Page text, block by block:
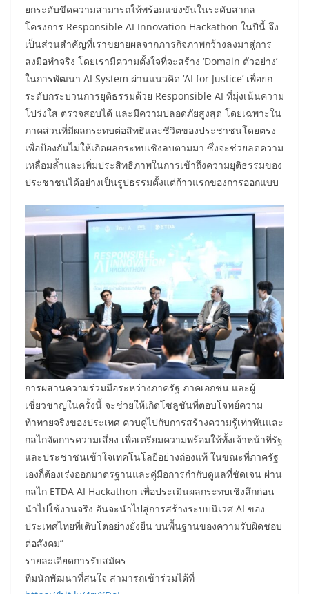
ยกระดับขีดความสามารถให้พร้อมแข่งขันในระดับสากล
​โครงการ Responsible AI Innovation Hackathon ในปีนี้ จึง
เป็นส่วนสำคัญที่เราขยายผลจากภารกิจภาพกว้างลงมาสู่การ
ลงมือทำจริง โดยเรามีความตั้งใจที่จะสร้าง ‘Domain ตัวอย่าง’
ในการพัฒนา AI System ผ่านแนวคิด ‘AI for Justice’ เพื่อยก
ระดับกระบวนการยุติธรรมด้วย Responsible AI ที่มุ่งเน้นความ
โปร่งใส ตรวจสอบได้ และมีความปลอดภัยสูงสุด โดยเฉพาะใน
ภาคส่วนที่มีผลกระทบต่อสิทธิและชีวิตของประชาชนโดยตรง
เพื่อป้องกันไม่ให้เกิดผลกระทบเชิงลบตามมา ซึ่งจะช่วยลดความ
เหลื่อมล้ำและเพิ่มประสิทธิภาพในการเข้าถึงความยุติธรรมของ
ประชาชนได้อย่างเป็นรูปธรรมตั้งแต่ก้าวแรกของการออกแบบ
​การผสานความร่วมมือระหว่างภาครัฐ ภาคเอกชน และผู้
เชี่ยวชาญในครั้งนี้ จะช่วยให้เกิดโซลูชันที่ตอบโจทย์ความ
ท้าทายจริงของประเทศ ควบคู่ไปกับการสร้างความรู้เท่าทันและ
กลไกจัดการความเสี่ยง เพื่อเตรียมความพร้อมให้ทั้งเจ้าหน้าที่รัฐ
และประชาชนเข้าใจเทคโนโลยีอย่างถ่องแท้ ในขณะที่ภาครัฐ
เองก็ต้องเร่งออกมาตรฐานและคู่มือการกำกับดูแลที่ชัดเจน ผ่าน
กลไก ETDA AI Hackathon เพื่อประเมินผลกระทบเชิงลึกก่อน
นำไปใช้งานจริง อันจะนำไปสู่การสร้างระบบนิเวศ AI ของ
ประเทศไทยที่เติบโตอย่างยั่งยืน บนพื้นฐานของความรับผิดชอบ
ต่อสังคม”
รายละเอียดการรับสมัคร
ทีมนักพัฒนาที่สนใจ สามารถเข้าร่วมได้ที่